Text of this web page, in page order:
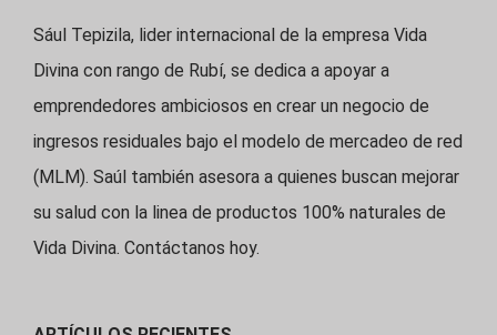
Sául Tepizila, lider internacional de la empresa Vida
Divina con rango de Rubí, se dedica a apoyar a
emprendedores ambiciosos en crear un negocio de
ingresos residuales bajo el modelo de mercadeo de red
(MLM). Saúl también asesora a quienes buscan mejorar
su salud con la linea de productos 100% naturales de
Vida Divina. Contáctanos hoy.